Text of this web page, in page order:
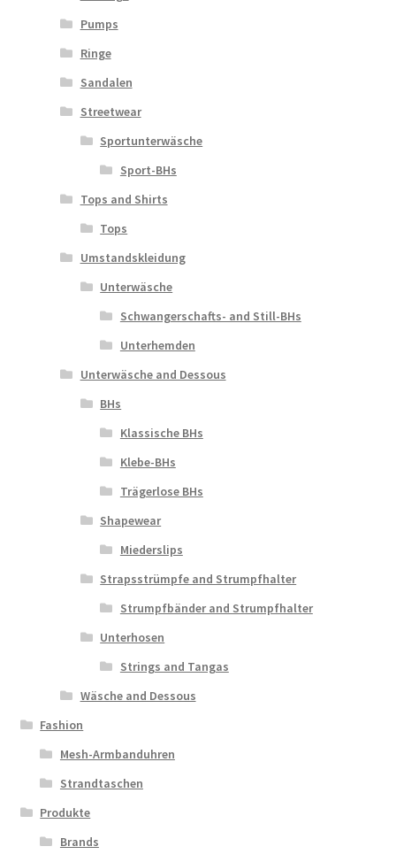
Pumps
Ringe
Sandalen
Streetwear
Sportunterwäsche
Sport-BHs
Tops and Shirts
Tops
Umstandskleidung
Unterwäsche
Schwangerschafts- and Still-BHs
Unterhemden
Unterwäsche and Dessous
BHs
Klassische BHs
Klebe-BHs
Trägerlose BHs
Shapewear
Miederslips
Strapsstrümpfe and Strumpfhalter
Strumpfbänder and Strumpfhalter
Unterhosen
Strings and Tangas
Wäsche and Dessous
Fashion
Mesh-Armbanduhren
Strandtaschen
Produkte
Brands